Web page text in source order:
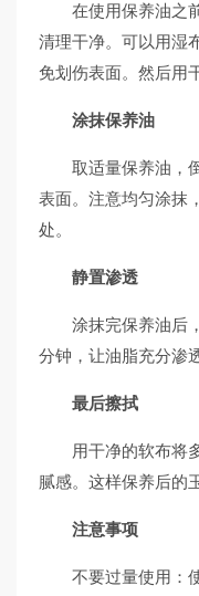
在使用保养油之
清理干净。可以用湿
免划伤表面。然后用
涂抹保养油
取适量保养油，
表面。注意均匀涂抹
处。
静置渗透
涂抹完保养油后
分钟，让油脂充分渗
最后擦拭
用干净的软布将
腻感。这样保养后的
注意事项
不要过量使用：